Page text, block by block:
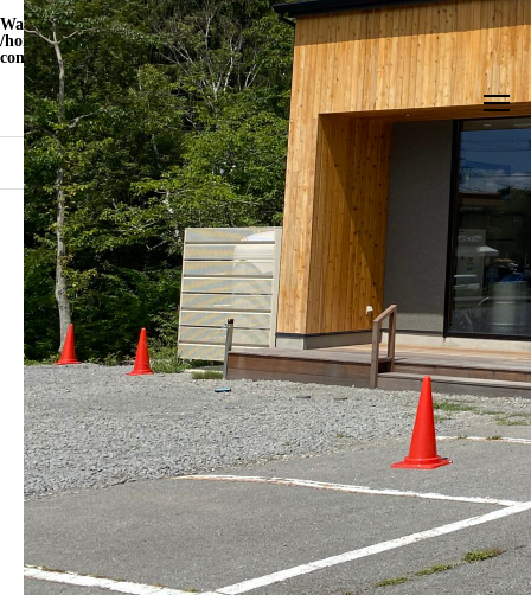
Warning: Undefined array key "WP_Widget_Recent_Comments" in
/home/yamatohito/yamatohito.jp/public_html/travel.yamatohito.jp/wp-
content/themes/meets_tcd086/functions.php on line535
ブログ IMG_2765
IMG_2765
2024.02.21
この記事のタイトルとURLをコピーする